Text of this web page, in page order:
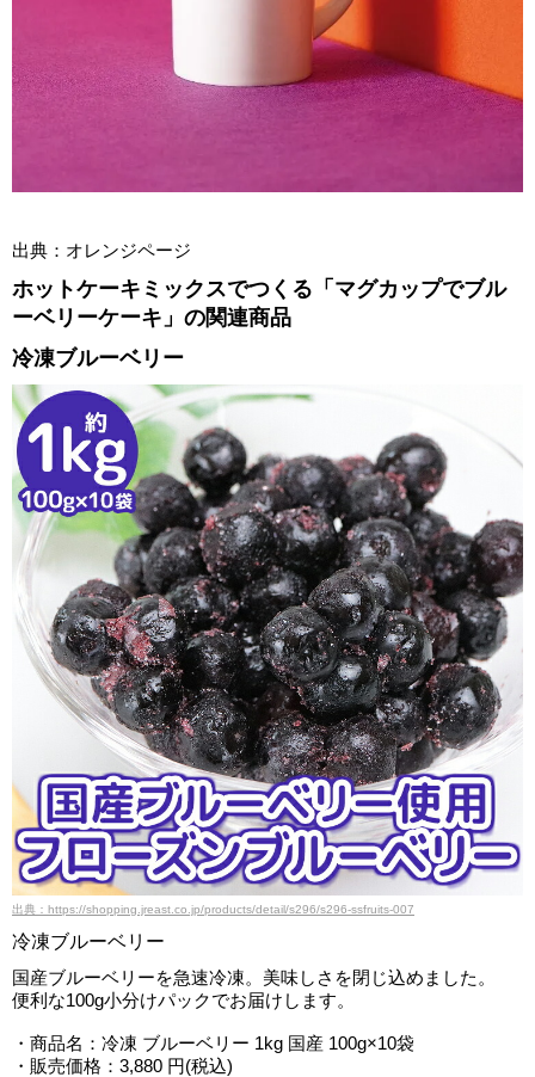
出典：オレンジページ
ホットケーキミックスでつくる「マグカップでブル
ーベリーケーキ」の関連商品
冷凍ブルーベリー
出典：https://shopping.jreast.co.jp/products/detail/s296/s296-ssfruits-007
冷凍ブルーベリー
国産ブルーベリーを急速冷凍。美味しさを閉じ込めました。
便利な100g小分けパックでお届けします。
・商品名：冷凍 ブルーベリー 1kg 国産 100g×10袋
・販売価格：3,880 円(税込)